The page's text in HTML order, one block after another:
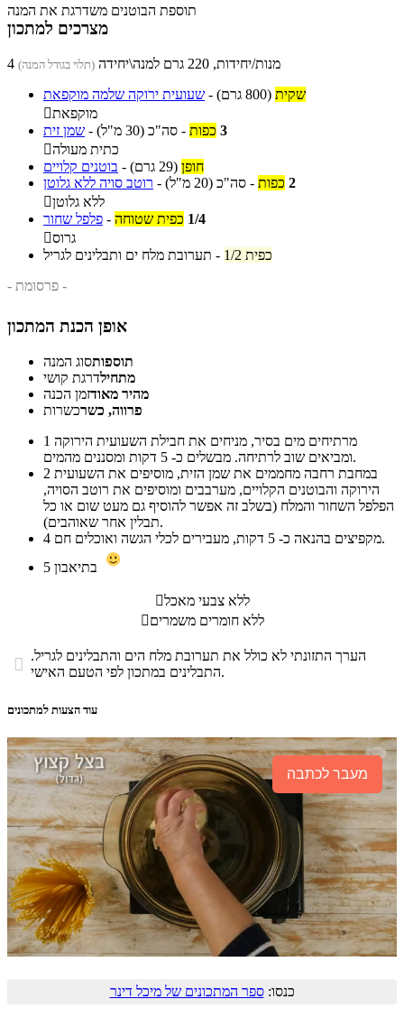
תוספת הבוטנים משדרגת את המנה
מצרכים למתכון
4 מנות/יחידות, 220 גרם למנה\יחידה (תלוי בגודל המנה)
שעועית ירוקה שלמה מוקפאת - שקית (800 גרם)
מוקפאת
שמן זית - 3 כפות - סה"כ (30 מ"ל)
כתית מעולה
בוטנים קלויים - חופן (29 גרם)
רוטב סויה ללא גלוטן - 2 כפות - סה"כ (20 מ"ל)
ללא גלוטן
פלפל שחור - 1/4 כפית שטוחה
גרוס
תערובת מלח ים ותבלינים לגריל -
1/2 כפית
- פרסומת -
אופן הכנת המתכון
תוספותסוג המנה
מתחילדרגת קושי
מהיר מאודזמן הכנה
פרווה, כשרכשרות
1
ומביאים שוב לרתיחה. מבשלים כ- 5 דקות ומסננים מהמים.
2
הירוקה והבוטנים הקלויים, מערבבים ומוסיפים את רוטב הסויה,
הפלפל השחור והמלח (בשלב זה אפשר להוסיף גם מעט שום או כל
תבלין אחר שאוהבים).
4
מקפיצים בהנאה כ- 5 דקות, מעבירים לכלי הגשה ואוכלים חם.
5
ללא צבעי מאכל
ללא חומרים משמרים
 הערך התזונתי לא כולל את תערובת מלח הים והתבלינים לגריל.
התבלינים במתכון לפי הטעם האישי.
עוד הצעות למתכונים
מעבר לכתבה
כנסו:ספר המתכונים של מיכל דינר